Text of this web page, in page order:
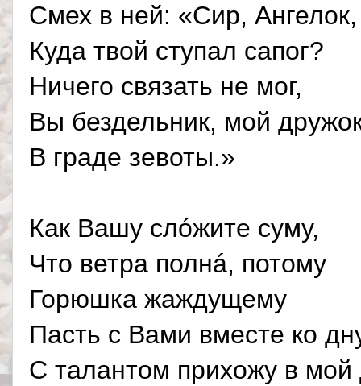
Смех в ней: «Сир, Ангелок,
Куда твой ступал сапог?
Ничего связать не мог,
Вы бездельник, мой
В граде зевоты.»
Как Вашу слóжите суму,
Что ветра полнá, потому
Горюшка жаждущему
Пасть с Вами вместе ко
С талантом прихожу в